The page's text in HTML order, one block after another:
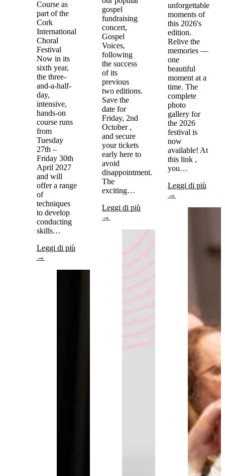
Course as
part of the
Cork
International
Choral
Festival
Now in its
sixth year,
the three-
and-a-half-
day,
intensive,
hands-on
course runs
from
Tuesday
27th –
Friday 30th
April 2027
and will
offer a range
of
techniques
to develop
conducting
skills…
Leggi di più
→
gospel
fundraising
concert,
Gospel
Voices,
following
the success
of its
previous
two editions.
Save the
date for
Friday, 2nd
October ,
and secure
your tickets
early here to
avoid
disappointment.
The
exciting…
Leggi di più
→
unforgettable
moments of
this 2026's
edition.
Relive the
memories —
one
beautiful
moment at a
time. The
complete
photo
gallery for
the 2026
festival is
now
available! At
this link ,
you…
Leggi di più
→